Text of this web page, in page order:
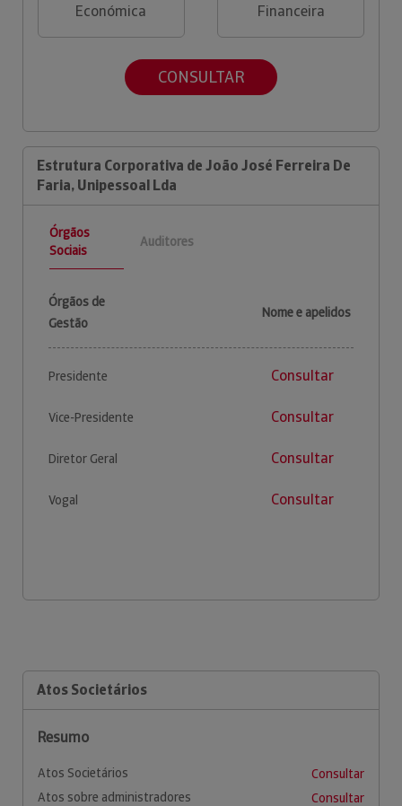
Económica
Financeira
CONSULTAR
Estrutura Corporativa de João José Ferreira De
Faria, Unipessoal Lda
Órgãos
Sociais
Auditores
Órgãos de
Gestão
Nome e apelidos
Presidente Consultar
Vice-Presidente Consultar
Diretor Geral Consultar
Vogal Consultar
Atos Societários
Resumo
Atos Societários
Consultar
Atos sobre administradores
Consultar